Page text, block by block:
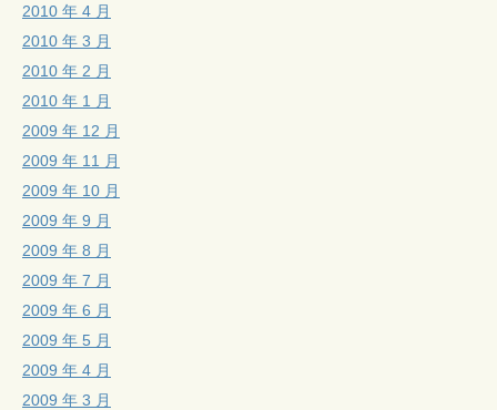
2010 年 4 月
2010 年 3 月
2010 年 2 月
2010 年 1 月
2009 年 12 月
2009 年 11 月
2009 年 10 月
2009 年 9 月
2009 年 8 月
2009 年 7 月
2009 年 6 月
2009 年 5 月
2009 年 4 月
2009 年 3 月